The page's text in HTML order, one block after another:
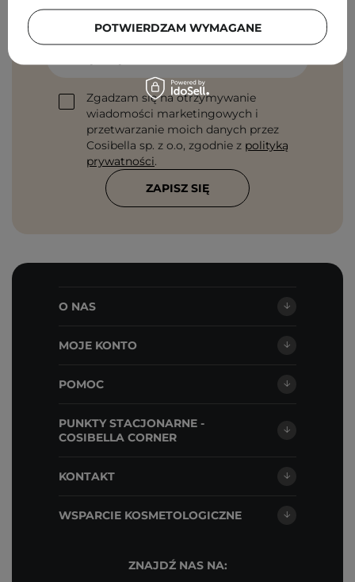
beauty nowości - prosto na maila!
Zgadzam się na otrzymywanie
wiadomości marketingowych i
przetwarzanie moich danych przez
Cosibella sp. z o.o, zgodnie z polityką
prywatności.
ZAPISZ SIĘ
O NAS
MOJE KONTO
POMOC
PUNKTY STACJONARNE -
COSIBELLA CORNER
KONTAKT
WSPARCIE KOSMETOLOGICZNE
ZNAJDŹ NAS NA:
POTWIERDZAM WYMAGANE